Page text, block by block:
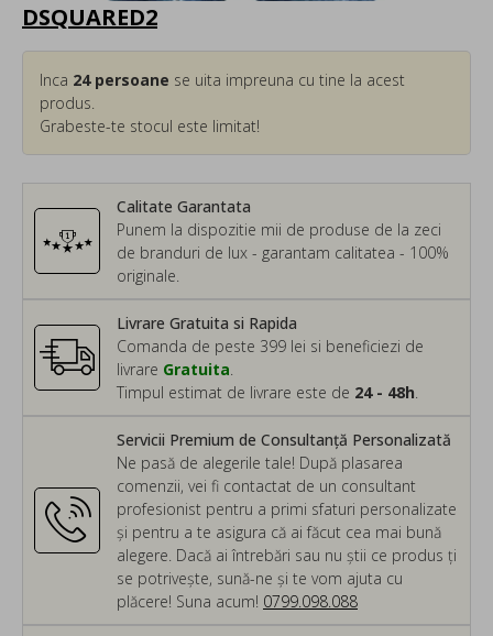
DSQUARED2
Calitate Garantata
Punem la dispozitie mii de produse de la zeci
de branduri de lux - garantam calitatea - 100%
originale.
Inca 24persoane se uita impreuna cu tine la acest
produs.
Grabeste-te stocul este limitat!
Servicii Premium de Consultanță Personalizată
Ne pasă de alegerile tale! După plasarea
comenzii, vei fi contactat de un consultant
profesionist pentru a primi sfaturi personalizate
și pentru a te asigura că ai făcut cea mai bună
alegere. Dacă ai întrebări sau nu știi ce produs ți
se potrivește, sună-ne și te vom ajuta cu
plăcere! Suna acum! 0799.098.088
Livrare Gratuita si Rapida
Comanda de peste 399 lei si beneficiezi de
livrare Gratuita
Timpul estimat de livrare este de 24 - 48h